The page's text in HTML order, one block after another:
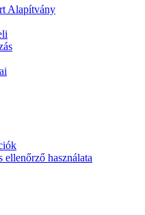
Alapítvány
használata